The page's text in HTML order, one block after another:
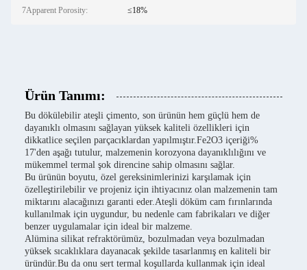
7Apparent Porosity: ≤18%
Ürün Tanımı:
Bu dökülebilir ateşli çimento, son ürünün hem güçlü hem de
dayanıklı olmasını sağlayan yüksek kaliteli özellikleri için
dikkatlice seçilen parçacıklardan yapılmıştır.Fe2O3 içeriği%
17'den aşağı tutulur, malzemenin korozyona dayanıklılığını ve
mükemmel termal şok direncine sahip olmasını sağlar.
Bu ürünün boyutu, özel gereksinimlerinizi karşılamak için
özelleştirilebilir ve projeniz için ihtiyacınız olan malzemenin tam
miktarını alacağınızı garanti eder.Ateşli döküm cam fırınlarında
kullanılmak için uygundur, bu nedenle cam fabrikaları ve diğer
benzer uygulamalar için ideal bir malzeme.
Alümina silikat refraktörümüz, bozulmadan veya bozulmadan
yüksek sıcaklıklara dayanacak şekilde tasarlanmış en kaliteli bir
üründür.Bu da onu sert termal koşullarda kullanmak için ideal